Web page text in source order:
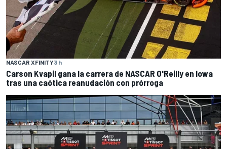
NASCAR XFINITY3 h
Carson Kvapil gana la carrera de NASCAR O'Reilly en Iowa
tras una caótica reanudación con prórroga